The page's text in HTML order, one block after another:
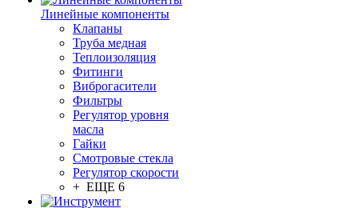
Линейные компоненты
Клапаны
Труба медная
Теплоизоляция
Фитинги
Виброгасители
Фильтры
Регулятор уровня
масла
Гайки
Смотровые стекла
Регулятор скорости
+ ЕЩЕ 6